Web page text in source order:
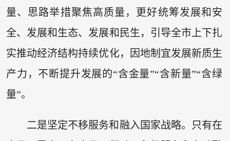
量、思路举措聚焦高质量，更好统筹发展和安
全、发展和生态、发展和民生，引导全市上下扎
实推动经济结构持续优化，因地制宜发展新质生
产力，不断提升发展的“含金量”“含新量”“含绿
量”。
二是坚定不移服务和融入国家战略。只有在